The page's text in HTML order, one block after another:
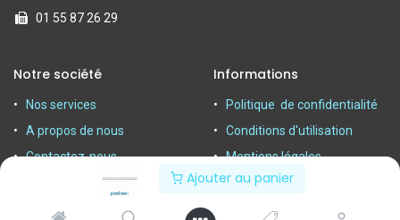
Ajouter au panier
01 55 87 26 29
Notre société
Nos services
A propos de nous
Contactez-nous
Informations
Politique de confidentialité
Conditions d'utilisation
Mentions légales